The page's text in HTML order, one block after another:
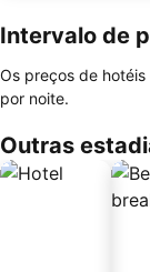
Intervalo de
Os preços de
por noite.
Outras